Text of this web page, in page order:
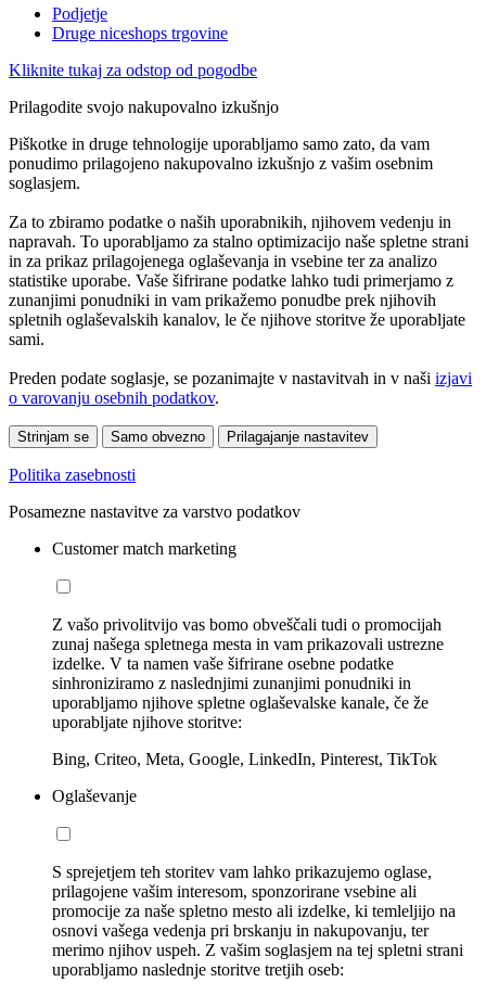
Podjetje
Druge niceshops trgovine
Kliknite tukaj za odstop od pogodbe
Prilagodite svojo nakupovalno izkušnjo
Piškotke in druge tehnologije uporabljamo samo zato, da vam
ponudimo prilagojeno nakupovalno izkušnjo z vašim osebnim
soglasjem.
Za to zbiramo podatke o naših uporabnikih, njihovem vedenju in
napravah. To uporabljamo za stalno optimizacijo naše spletne strani
in za prikaz prilagojenega oglaševanja in vsebine ter za analizo
statistike uporabe. Vaše šifrirane podatke lahko tudi primerjamo z
zunanjimi ponudniki in vam prikažemo ponudbe prek njihovih
spletnih oglaševalskih kanalov, le če njihove storitve že uporabljate
sami.
Preden podate soglasje, se pozanimajte v nastavitvah in v naši izjavi
o varovanju osebnih podatkov.
Strinjam se Samo obvezno Prilagajanje nastavitev
Politika zasebnosti
Posamezne nastavitve za varstvo podatkov
Customer match marketing
Z vašo privolitvijo vas bomo obveščali tudi o promocijah
zunaj našega spletnega mesta in vam prikazovali ustrezne
izdelke. V ta namen vaše šifrirane osebne podatke
sinhroniziramo z naslednjimi zunanjimi ponudniki in
uporabljamo njihove spletne oglaševalske kanale, če že
uporabljate njihove storitve:
Bing, Criteo, Meta, Google, LinkedIn, Pinterest, TikTok
Oglaševanje
S sprejetjem teh storitev vam lahko prikazujemo oglase,
prilagojene vašim interesom, sponzorirane vsebine ali
promocije za naše spletno mesto ali izdelke, ki temleljijo na
osnovi vašega vedenja pri brskanju in nakupovanju, ter
merimo njihov uspeh. Z vašim soglasjem na tej spletni strani
uporabljamo naslednje storitve tretjih oseb: